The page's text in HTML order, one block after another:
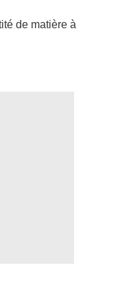
de matière à